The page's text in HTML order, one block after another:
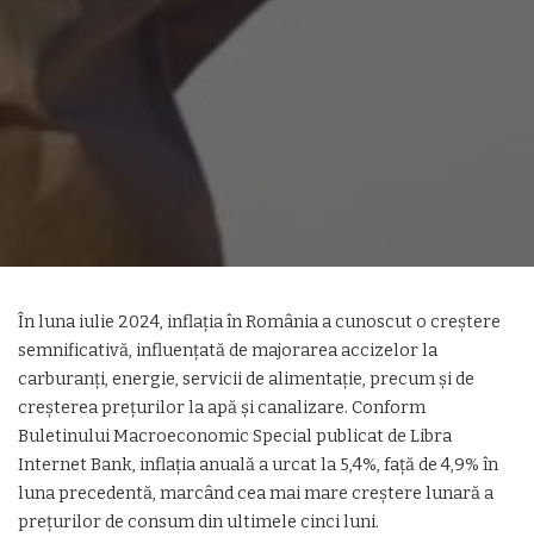
În luna iulie 2024, inflația în România a cunoscut o creștere
semnificativă, influențată de majorarea accizelor la
carburanți, energie, servicii de alimentație, precum și de
creșterea prețurilor la apă și canalizare. Conform
Buletinului Macroeconomic Special publicat de Libra
Internet Bank, inflația anuală a urcat la 5,4%, față de 4,9% în
luna precedentă, marcând cea mai mare creștere lunară a
prețurilor de consum din ultimele cinci luni.